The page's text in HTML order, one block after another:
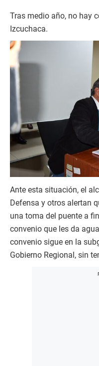
Tras medio año, no hay
Izcuchaca.
Ante esta situación, el
Defensa y otros alertan
una toma del puente a
convenio que les da
convenio sigue en la
Gobierno Regional, sin